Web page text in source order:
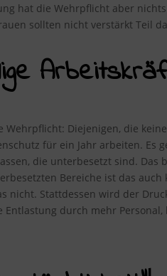
hat die Wehrpflicht aber
sollten nicht verstärkt Teil
Diejenigen, die
für ein Jahr arbeiten. Es
die unterbesetzt sind. Das
Bereiche ist das auch
nicht. Stattdessen wird der
durch mehr